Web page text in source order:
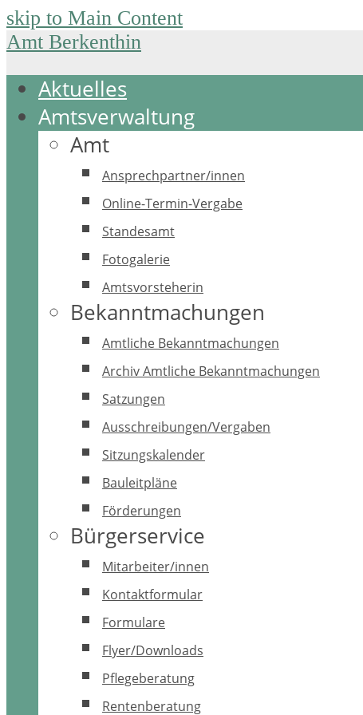
skip to Main Content
Amt Berkenthin
Aktuelles
Amtsverwaltung
Amt
Ansprechpartner/innen
Online-Termin-Vergabe
Standesamt
Fotogalerie
Amtsvorsteherin
Bekanntmachungen
Amtliche Bekanntmachungen
Archiv Amtliche Bekanntmachungen
Satzungen
Ausschreibungen/Vergaben
Sitzungskalender
Bauleitpläne
Förderungen
Bürgerservice
Mitarbeiter/innen
Kontaktformular
Formulare
Flyer/Downloads
Pflegeberatung
Rentenberatung